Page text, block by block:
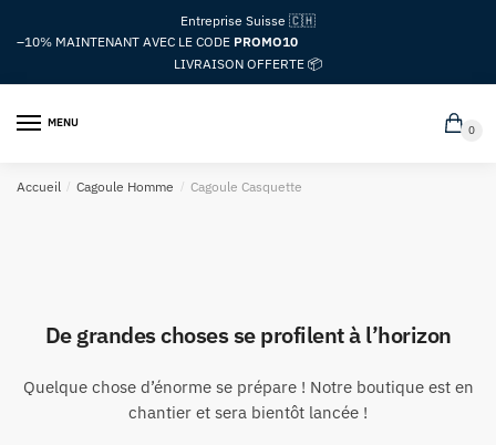
navigation
au
Entreprise Suisse 🇨🇭
–10% MAINTENANT AVEC LE CODE PROMO10
LIVRAISON OFFERTE 📦
MENU
0
Accueil / Cagoule Homme / Cagoule Casquette
De grandes choses se profilent à l’horizon
Quelque chose d’énorme se prépare ! Notre boutique est en
chantier et sera bientôt lancée !